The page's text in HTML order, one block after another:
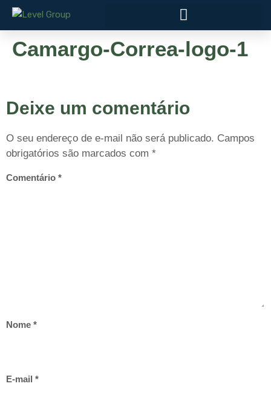
Camargo-Correa-logo-1
Deixe um comentário
O seu endereço de e-mail não será publicado. Campos
obrigatórios são marcados com *
Comentário *
Nome *
E-mail *